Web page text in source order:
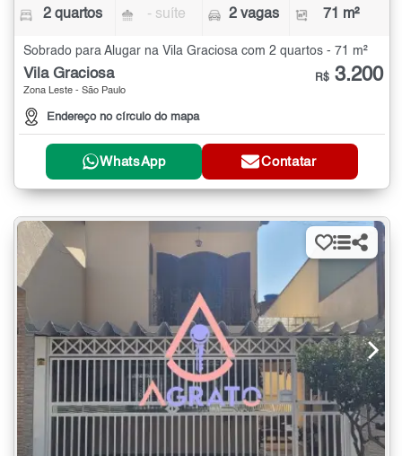
2 quartos - suíte 2 vagas 71 m²
Sobrado para Alugar na Vila Graciosa com 2 quartos - 71 m²
Vila Graciosa
Zona Leste - São Paulo
Endereço no círculo do mapa
R$ 3.200
WhatsApp Contatar